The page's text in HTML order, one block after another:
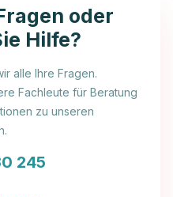
oder
Hilfe?
alle Ihre Fragen.
Fachleute für Beratung
zu unseren
245